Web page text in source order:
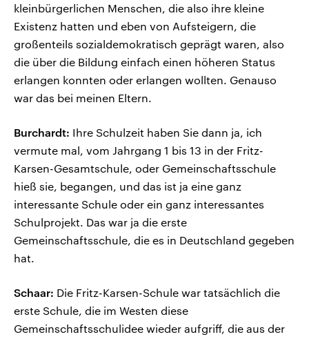
kleinbürgerlichen Menschen, die also ihre kleine
Existenz hatten und eben von Aufsteigern, die
großenteils sozialdemokratisch geprägt waren, also
die über die Bildung einfach einen höheren Status
erlangen konnten oder erlangen wollten. Genauso
war das bei meinen Eltern.
Burchardt: Ihre Schulzeit haben Sie dann ja, ich
vermute mal, vom Jahrgang 1 bis 13 in der Fritz-
Karsen-Gesamtschule, oder Gemeinschaftsschule
hieß sie, begangen, und das ist ja eine ganz
interessante Schule oder ein ganz interessantes
Schulprojekt. Das war ja die erste
Gemeinschaftsschule, die es in Deutschland gegeben
hat.
Schaar: Die Fritz-Karsen-Schule war tatsächlich die
erste Schule, die im Westen diese
Gemeinschaftsschulidee wieder aufgriff, die aus der